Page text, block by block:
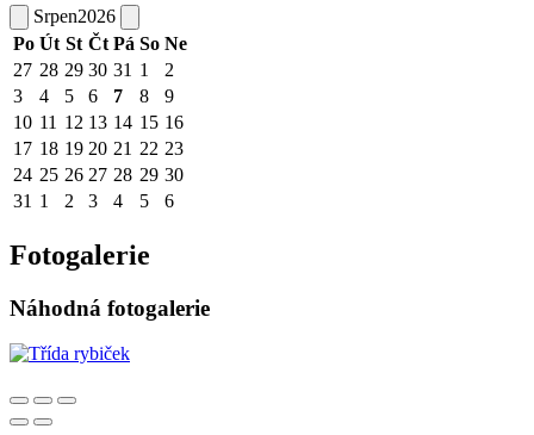
Srpen2026
Po Út St Čt Pá So Ne
27 28 29 30 31 1
2
3
4 5 6 7 8
9
10 11 12 13 14 15 16
17 18 19 20 21 22 23
24 25 26 27 28 29 30
31 1 2 3 4 5 6
Fotogalerie
Náhodná fotogalerie